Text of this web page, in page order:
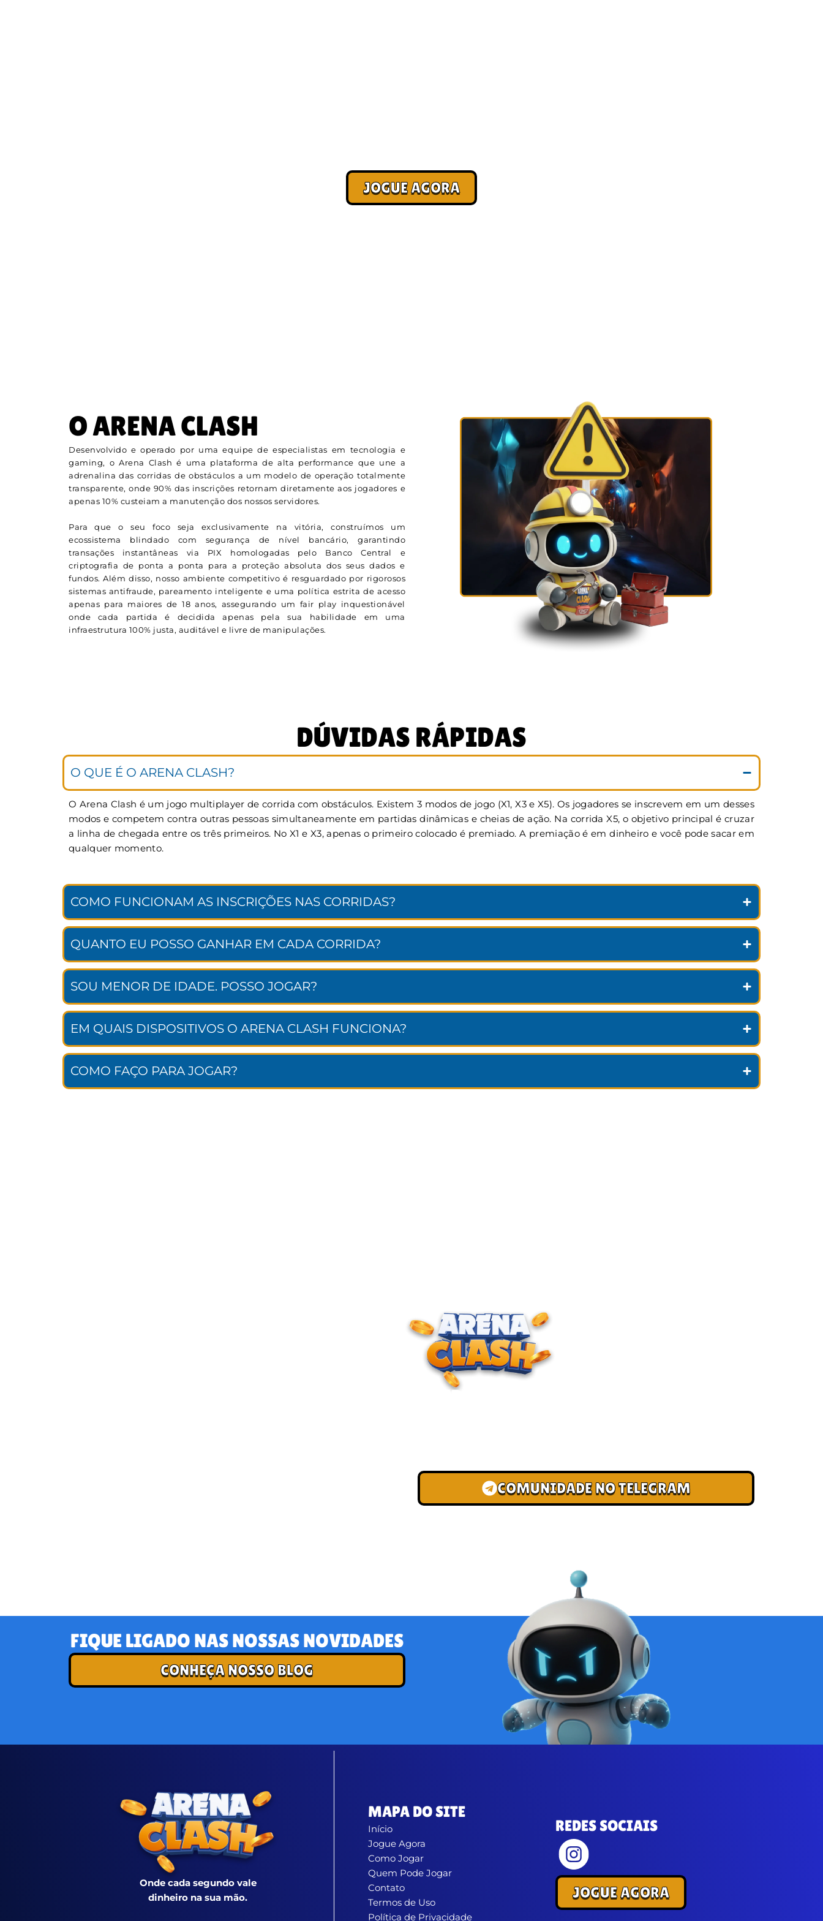
JOGUE AGORA
O ARENA CLASH
Desenvolvido e operado por uma equipe de especialistas em tecnologia e
gaming, o Arena Clash é uma plataforma de alta performance que une a
adrenalina das corridas de obstáculos a um modelo de operação totalmente
transparente, onde 90% das inscrições retornam diretamente aos jogadores e
apenas 10% custeiam a manutenção dos nossos servidores.
Para que o seu foco seja exclusivamente na vitória, construímos um
ecossistema blindado com segurança de nível bancário, garantindo
transações instantâneas via PIX homologadas pelo Banco Central e
criptografia de ponta a ponta para a proteção absoluta dos seus dados e
fundos. Além disso, nosso ambiente competitivo é resguardado por rigorosos
sistemas antifraude, pareamento inteligente e uma política estrita de acesso
apenas para maiores de 18 anos, assegurando um fair play inquestionável
onde cada partida é decidida apenas pela sua habilidade em uma
infraestrutura 100% justa, auditável e livre de manipulações.
DÚVIDAS RÁPIDAS
O QUE É O ARENA CLASH?
O Arena Clash é um jogo multiplayer de corrida com obstáculos. Existem 3 modos de jogo (X1, X3 e X5). Os jogadores se inscrevem em um desses
modos e competem contra outras pessoas simultaneamente em partidas dinâmicas e cheias de ação. Na corrida X5, o objetivo principal é cruzar
a linha de chegada entre os três primeiros. No X1 e X3, apenas o primeiro colocado é premiado. A premiação é em dinheiro e você pode sacar em
qualquer momento.
COMO FUNCIONAM AS INSCRIÇÕES NAS CORRIDAS?
QUANTO EU POSSO GANHAR EM CADA CORRIDA?
SOU MENOR DE IDADE. POSSO JOGAR?
EM QUAIS DISPOSITIVOS O ARENA CLASH FUNCIONA?
COMO FAÇO PARA JOGAR?
ENTRE PARA O CLUBE DOS CAMPEÕES
COMUNIDADE NO TELEGRAM
FIQUE LIGADO NAS NOSSAS NOVIDADES
CONHEÇA NOSSO BLOG
Onde cada segundo vale
dinheiro na sua mão.
MAPA DO SITE
Início
Jogue Agora
Como Jogar
Quem Pode Jogar
Contato
Termos de Uso
Política de Privacidade
REDES SOCIAIS
JOGUE AGORA